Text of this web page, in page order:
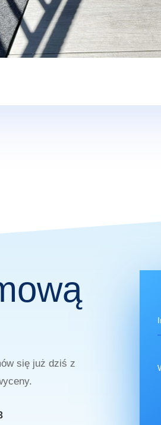
się już dziś z